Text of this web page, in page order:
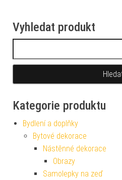
Vyhledat produkt
Kategorie produktu
Bydlení a doplňky
Bytové dekorace
Nástěnné dekorace
Obrazy
Samolepky na zeď